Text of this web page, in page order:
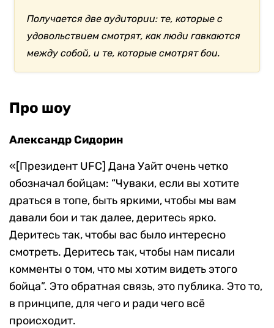
Получается две аудитории: те, которые с
удовольствием смотрят, как люди гавкаются
между собой, и те, которые смотрят бои.
Про шоу
Александр Сидорин
«[Президент UFC] Дана Уайт очень четко
обозначал бойцам: “Чуваки, если вы хотите
драться в топе, быть яркими, чтобы мы вам
давали бои и так далее, деритесь ярко.
Деритесь так, чтобы вас было интересно
смотреть. Деритесь так, чтобы нам писали
комменты о том, что мы хотим видеть этого
бойца”. Это обратная связь, это публика. Это то,
в принципе, для чего и ради чего всё
происходит.